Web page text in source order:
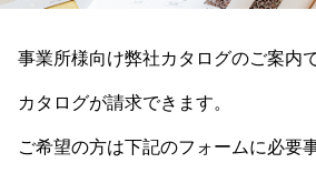
事業所様向け弊社カタログのご案内
カタログが請求できます。
ご希望の方は下記のフォームに必要